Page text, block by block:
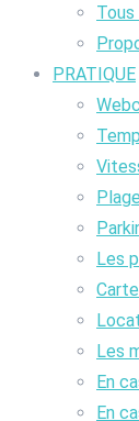
PRATIQUE
Les
Les
En
En